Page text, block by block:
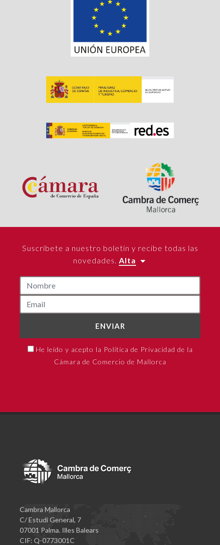
Suscríbete a nuestro boletín y recibe todas las
novedades. Alta
ENVIAR
He leído y acepto la Política de Privacidad de la
Cámara de Comercio de Mallorca
Cambra Mallorca
C/ Estudi General, 7
07001 Palma. Illes Balears
CIF: Q-0773001C